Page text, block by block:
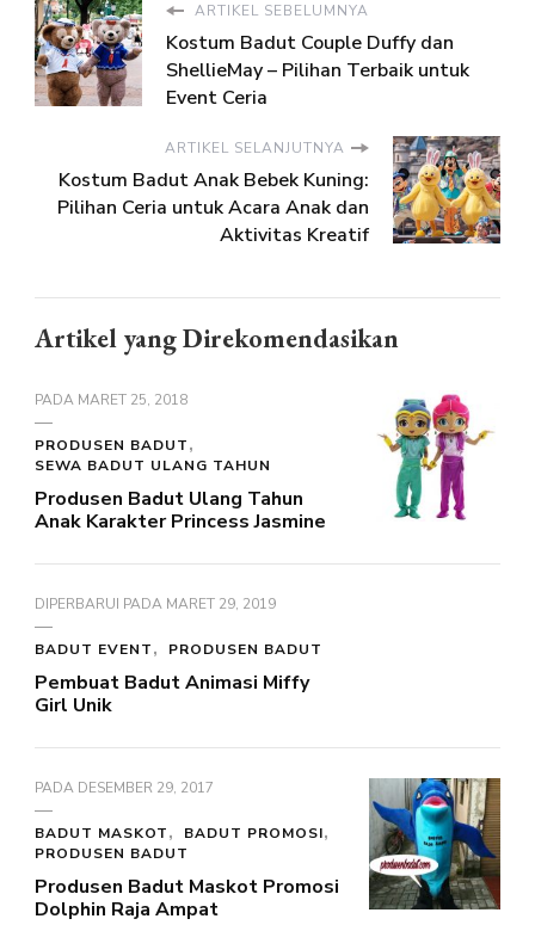
ARTIKEL SEBELUMNYA
Kostum Badut Couple Duffy dan
ShellieMay – Pilihan Terbaik untuk
Event Ceria
ARTIKEL SELANJUTNYA
Kostum Badut Anak Bebek Kuning:
Pilihan Ceria untuk Acara Anak dan
Aktivitas Kreatif
Artikel yang Direkomendasikan
PADA MARET 25, 2018
PRODUSEN BADUT
SEWA BADUT ULANG TAHUN
Produsen Badut Ulang Tahun
Anak Karakter Princess Jasmine
DIPERBARUI PADA MARET 29, 2019
BADUT EVENT PRODUSEN BADUT
Pembuat Badut Animasi Miffy
Girl Unik
PADA DESEMBER 29, 2017
BADUT MASKOT
BADUT PROMOSI
PRODUSEN BADUT
Produsen Badut Maskot Promosi
Dolphin Raja Ampat